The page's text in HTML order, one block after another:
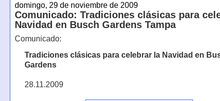
domingo, 29 de noviembre de 2009
Comunicado: Tradiciones clásicas para
Navidad en Busch Gardens Tampa
Comunicado:
Tradiciones clásicas para celebrar la Navidad en
Gardens
28.11.2009